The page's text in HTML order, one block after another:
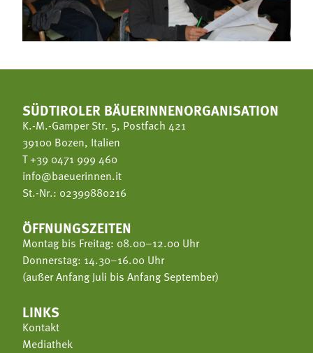
SÜDTIROLER BÄUERINNENORGANISATION
K.-M.-Gamper Str. 5, Postfach 421
39100 Bozen, Italien
T+39 0471 999 460
info@baeuerinnen.it
St.-Nr.: 02399880216
ÖFFNUNGSZEITEN
Montag bis Freitag: 08.00–12.00 Uhr
Donnerstag: 14.30–16.00 Uhr
(außer Anfang Juli bis Anfang September)
LINKS
Kontakt
Mediathek